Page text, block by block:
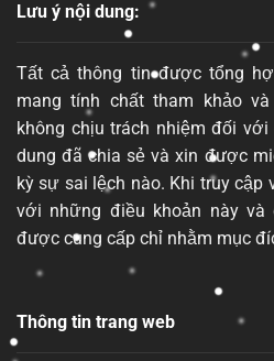
Lưu ý nội dung:
Tất cả thông tin được tổng
mang tính chất tham khảo
không chịu trách nhiệm đối
dung đã chia sẻ và xin được
kỳ sự sai lệch nào. Khi truy cập
với những điều khoản này và
được cung cấp chỉ nhằm mục
Thông tin trang web